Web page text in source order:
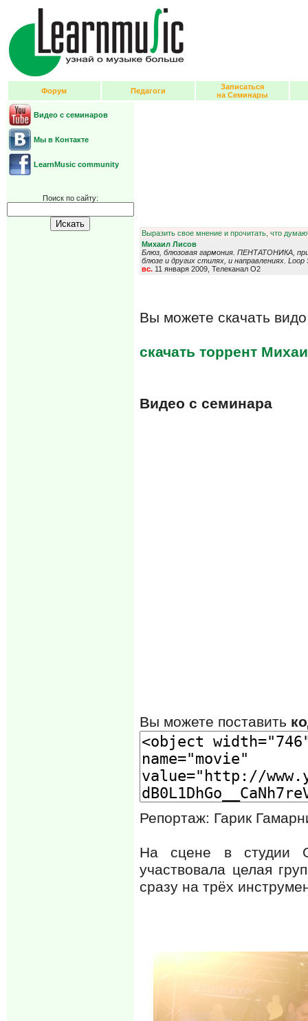
Форум Педагоги
Записаться
на Семинары
Видео с семинаров
Мы в Контакте
LearnMusic community
Поиск по сайту:
Выразить свое мнение и прочитать, что
Михаил Лисов
Блюз, блюзовая гармония. ПЕНТАТОНИКА,
блюзе и других стилях, и направлениях. Loop
вс.11 января 2009, Телеканал О2
Вы можете скачать
скачать торрент
Видео с семинара
Вы можете поставить
Репортаж: Гарик
На сцене в студии
участвовала целая
сразу на трёх